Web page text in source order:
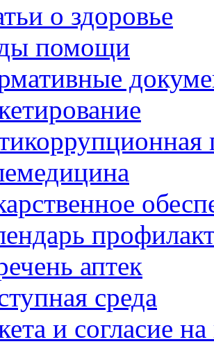
о здоровье
помощи
аптек
среда
и согласие